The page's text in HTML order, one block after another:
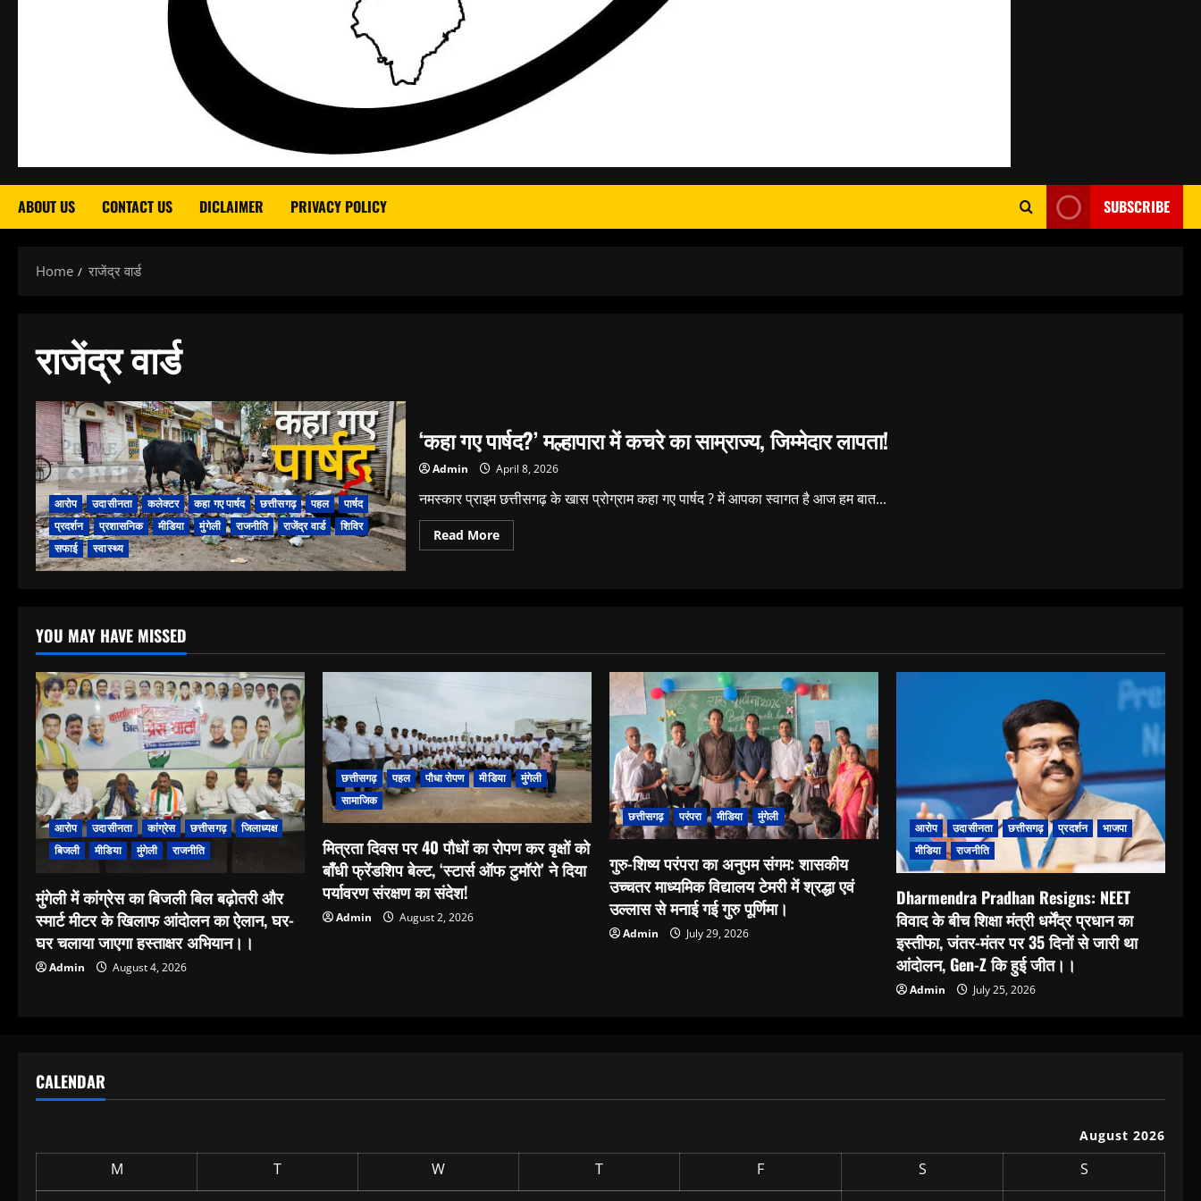
ABOUT US CONTACT US DICLAIMER PRIVACY POLICY SUBSCRIBE
Home राजेंद्र वार्ड
राजेंद्र वार्ड
आरोप उदासीनता कलेक्टर कहा गए पार्षद छत्तीसगढ़ पहल
पार्षद
प्रदर्शन
प्रशासनिक मीडिया मुंगेली राजनीति राजेंद्र वार्ड
शिविर
सफाई
स्वास्थ्य
‘कहा गए पार्षद?’ मल्हापारा में कचरे का साम्राज्य, जिम्मेदार लापता!
Admin April 8, 2026
नमस्कार प्राइम छत्तीसगढ़ के खास प्रोग्राम कहा गए पार्षद ? में आपका स्वागत है आज हम बात...
Read MoreRead
more
साम्राज्य,
जिम्मेदार
YOU MAY HAVE MISSED
आरोप उदासीनता कांग्रेस छत्तीसगढ़
जिलाध्यक्ष
बिजली
मीडिया मुंगेली राजनीति
मुंगेली में कांग्रेस का बिजली बिल बढ़ोतरी और
स्मार्ट मीटर के खिलाफ आंदोलन का ऐलान, घर-
घर चलाया जाएगा हस्ताक्षर अभियान।।
Admin August 4, 2026
छत्तीसगढ़ पहल पौधा रोपण मीडिया
मुंगेली
सामाजिक
मित्रता दिवस पर 40 पौधों का रोपण कर वृक्षों को
बाँधी फ्रेंडशिप बेल्ट, ‘स्टार्स ऑफ टुमॉरो’ ने दिया
पर्यावरण संरक्षण का संदेश!
Admin August 2, 2026
छत्तीसगढ़ परंपरा मीडिया मुंगेली
गुरु-शिष्य परंपरा का अनुपम संगम: शासकीय
उच्चतर माध्यमिक विद्यालय टेमरी में श्रद्धा एवं
उल्लास से मनाई गई गुरु पूर्णिमा।
Admin July 29, 2026
आरोप उदासीनता छत्तीसगढ़ प्रदर्शन
भाजपा
मीडिया
राजनीति
Dharmendra Pradhan Resigns: NEET
विवाद के बीच शिक्षा मंत्री धर्मेंद्र प्रधान का
इस्तीफा, जंतर-मंतर पर 35 दिनों से जारी था
आंदोलन, Gen-Z कि हुई जीत।।
Admin July 25, 2026
CALENDAR
August 2026
M T W T F S S